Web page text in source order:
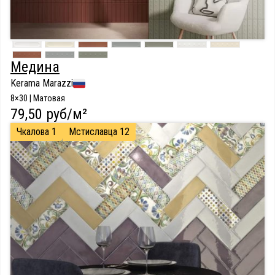
Медина
Kerama Marazzi
8×30 | Матовая
79,50 руб/м²
Чкалова 1 Мстиславца 12